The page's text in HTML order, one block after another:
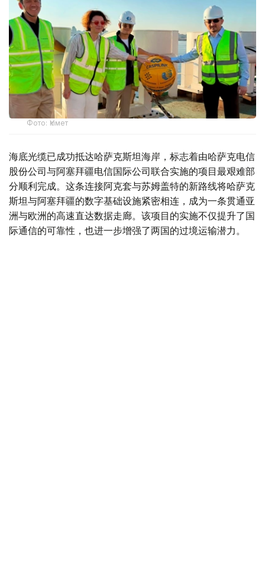
Фото: Үкімет
海底光缆已成功抵达哈萨克斯坦海岸，标志着由哈萨克电信
股份公司与阿塞拜疆电信国际公司联合实施的项目最艰难部
分顺利完成。这条连接阿克套与苏姆盖特的新路线将哈萨克
斯坦与阿塞拜疆的数字基础设施紧密相连，成为一条贯通亚
洲与欧洲的高速直达数据走廊。该项目的实施不仅提升了国
际通信的可靠性，也进一步增强了两国的过境运输潜力。